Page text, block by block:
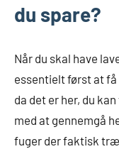
du spare?
Når du skal have
essentielt først at
da det er her, du
med at gennemgå
fuger der faktisk